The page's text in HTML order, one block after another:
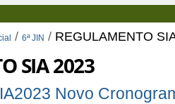
/6ª JIN / REGULAMENTO
SIA 2023
Novo